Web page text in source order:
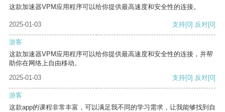
这款加速器VPM应用程序可以给你提供最高速度和安全性的连接。
2025-01-03 支持[0] 反对[0]
游客
这款加速器VPM应用程序可以给你提供最高速度和安全性的连接，并帮
助你在网络上自由移动。
2025-01-03
支持[0] 反对[0]
游客
这款app的课程非常丰富，可以满足我不同的学习需求，让我能够找到自